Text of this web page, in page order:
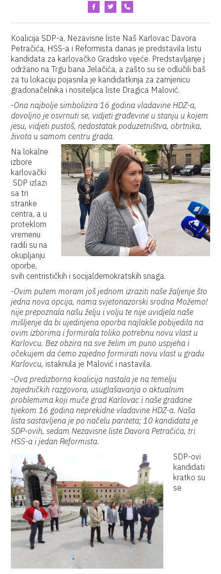
Koalicija SDP-a, Nezavisne liste Naš Karlovac Davora
Petračića, HSS-a i Reformista danas je predstavila listu
kandidata za karlovačko Gradsko vijeće. Predstavljanje j
održano na Trgu bana Jelačića, a zašto su se odlučili baš
za tu lokaciju pojasnila je kandidatkinja za zamjenicu
gradonačelnika i nositeljica liste Dragica Malović.
-Ona najbolje simbolizira 16 godina vladavine HDZ-a,
dovoljno je osvrnuti se, vidjeti građevine u stanju u kojem
jesu, vidjeti pustoš, nedostatak poduzetništva, obrtnika,
života u samom centru grada.
Na lokalne
izbore
karlovački
SDP izlazi
sa tri
stranke
centra, a u
proteklom
vremenu
radili su na
okupljanju
oporbe,
svih centrističkih i socijaldemokratskih snaga.
-Ovim putem moram još jednom izraziti naše žaljenje što
jedna nova opcija, nama svjetonazorski srodna Možemo!
nije prepoznala našu želju i volju te nije uvidjela naše
mišljenje da bi ujedinjena oporba najlakše pobijedila na
ovim izborima i formirala toliko potrebnu novu vlast u
Karlovcu. Bez obzira na sve želim im puno uspjeha i
očekujem da ćemo zajedno formirati novu vlast u gradu
Karlovcu, istaknula je Malović i nastavila.
-Ova predizborna koalicija nastala je na temelju
zajedničkih razgovora, usuglašavanja o aktualnim
problemima koji muče grad Karlovac i naše građane
tijekom 16 godina neprekidne vladavine HDZ-a. Naša
lista sastavljena je po načelu pariteta; 10 kandidata je
SDP-ovih, sedam Nezavisne liste Davora Petračića, tri
HSS-a i jedan Reformista.
SDP-ovi
kandidati
kratko su
se